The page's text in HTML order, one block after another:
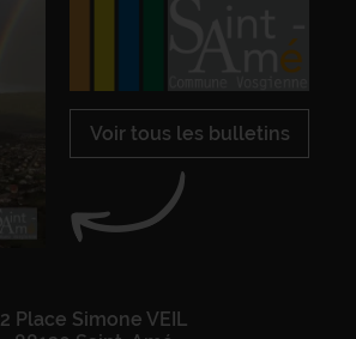
Voir tous les bulletins
2 Place Simone VEIL